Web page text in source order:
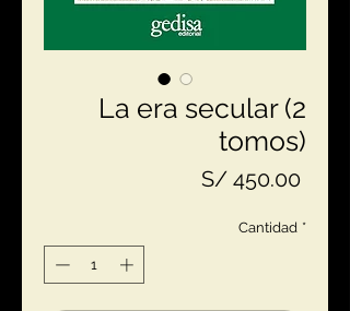
La era secular (2
tomos)
S/ 450.00Precio
Cantidad *